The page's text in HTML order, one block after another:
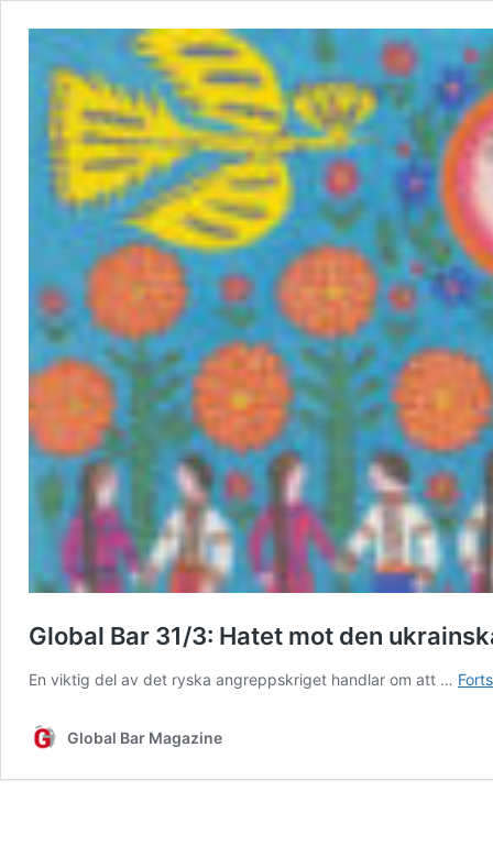
Global Bar 31/3: Hatet mot den
En viktig del av det ryska angreppskriget handlar om att …
Global Bar Magazine